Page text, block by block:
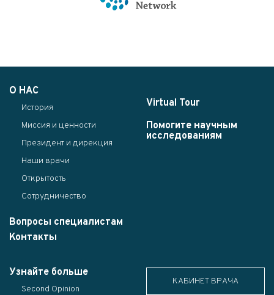
О НАС
История
Миссия и ценности
Президент и дирекция
Наши врачи
Открытость
Сотрудничество
Вопросы специалистам
Контакты
Virtual Tour
Помогите научным
исследованиям
Узнайте больше
Second Opinion
КАБИНЕТ ВРАЧА